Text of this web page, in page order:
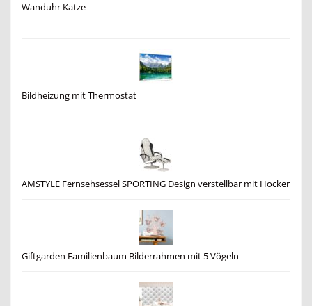
Wanduhr Katze
Bildheizung mit Thermostat
AMSTYLE Fernsehsessel SPORTING Design verstellbar mit Hocker
Giftgarden Familienbaum Bilderrahmen mit 5 Vögeln